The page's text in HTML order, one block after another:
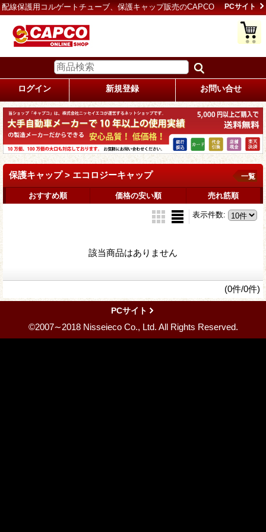
配線保護用コルゲートチューブ、保護キャップ販売のCAPCO PCサイト
ログイン 新規登録 お問い合せ
保護キャップ > エコロジーキャップ 一覧
おすすめ順 価格の安い順 売れ筋順
表示件数:
該当商品はありません
(0件/0件)
PCサイト
©2007∼2018 Nisseieco Co., Ltd. All Rights Reserved.